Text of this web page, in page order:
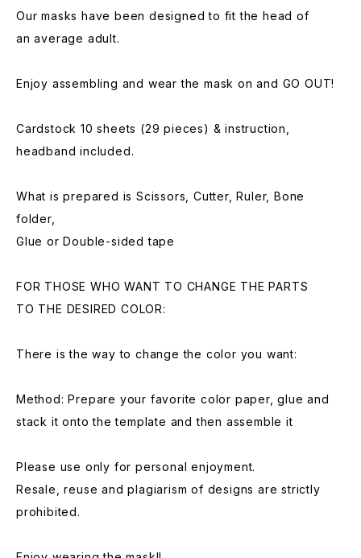
Our masks have been designed to fit the head of
an average adult.
Enjoy assembling and wear the mask on and GO OUT!
Cardstock 10 sheets (29 pieces) & instruction,
headband included.
What is prepared is Scissors, Cutter, Ruler, Bone
folder,
Glue or Double-sided tape
FOR THOSE WHO WANT TO CHANGE THE PARTS
TO THE DESIRED COLOR:
There is the way to change the color you want:
Method: Prepare your favorite color paper, glue and
stack it onto the template and then assemble it
Please use only for personal enjoyment.
Resale, reuse and plagiarism of designs are strictly
prohibited.